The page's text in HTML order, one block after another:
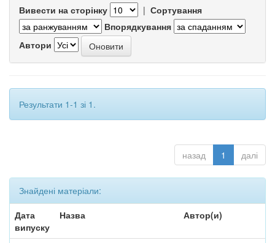
Вивести на сторінку | Сортування
Впорядкування
Автори
Результати 1-1 зі 1.
назад 1 далі
Знайдені матеріали:
Дата
випуску
Назва Автор(и)